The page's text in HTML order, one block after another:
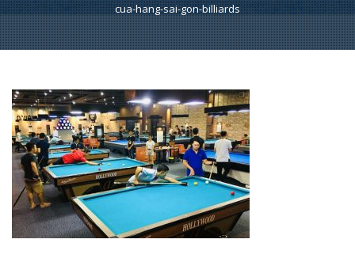
cua-hang-sai-gon-billiards